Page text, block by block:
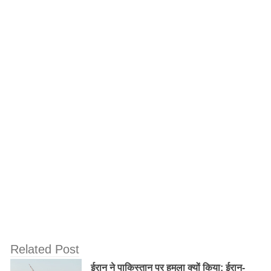
पॉलिसी खरीदना मनुष्य के जीवन का दूरदर्शी फैसला
Related Post
ईरान ने पाकिस्तान पर हमला क्यों किया: ईरान-